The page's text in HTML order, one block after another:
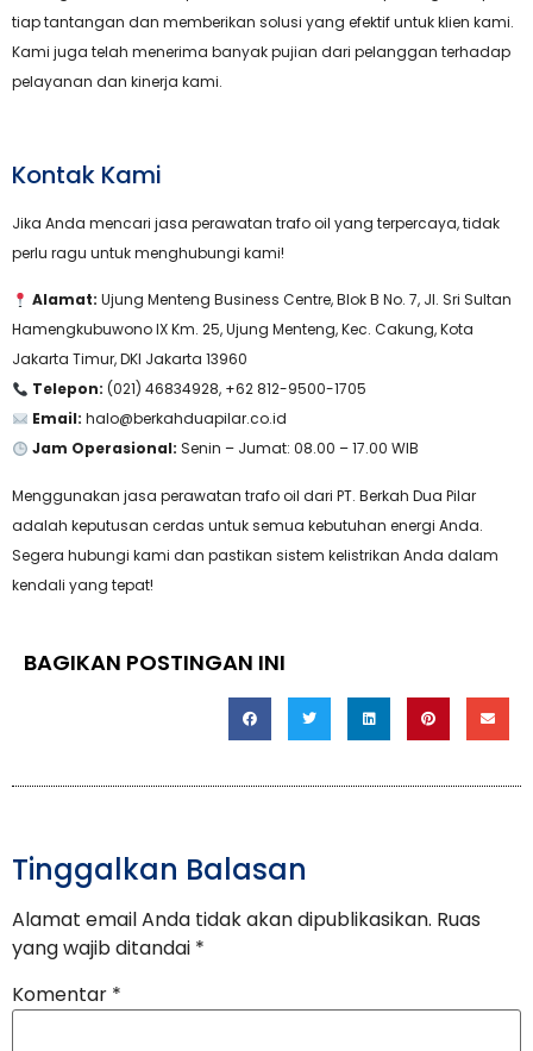
tiap tantangan dan memberikan solusi yang efektif untuk klien kami.
Kami juga telah menerima banyak pujian dari pelanggan terhadap
pelayanan dan kinerja kami.
Kontak Kami
Jika Anda mencari jasa perawatan trafo oil yang terpercaya, tidak
perlu ragu untuk menghubungi kami!
Alamat: Ujung Menteng Business Centre, Blok B No. 7, Jl. Sri Sultan
Hamengkubuwono IX Km. 25, Ujung Menteng, Kec. Cakung, Kota
Jakarta Timur, DKI Jakarta 13960
Telepon: (021) 46834928, +62 812-9500-1705
Email: halo@berkahduapilar.co.id
Jam Operasional: Senin – Jumat: 08.00 – 17.00 WIB
Menggunakan jasa perawatan trafo oil dari PT. Berkah Dua Pilar
adalah keputusan cerdas untuk semua kebutuhan energi Anda.
Segera hubungi kami dan pastikan sistem kelistrikan Anda dalam
kendali yang tepat!
BAGIKAN POSTINGAN INI
Tinggalkan Balasan
Alamat email Anda tidak akan dipublikasikan. Ruas
yang wajib ditandai *
Komentar *